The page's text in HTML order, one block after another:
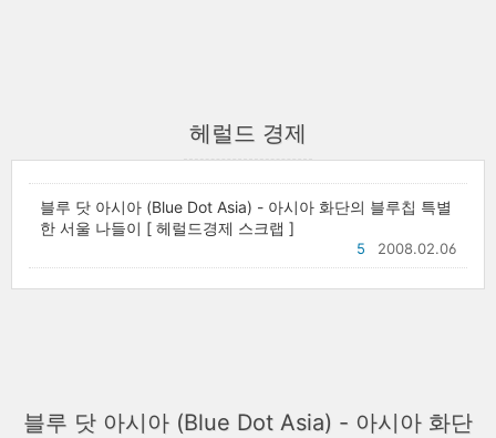
헤럴드 경제
블루 닷 아시아 (Blue Dot Asia) - 아시아 화단의 블루칩 특별
한 서울 나들이 [ 헤럴드경제 스크랩 ]
2008.02.06
5
블루 닷 아시아 (Blue Dot Asia) - 아시아 화단